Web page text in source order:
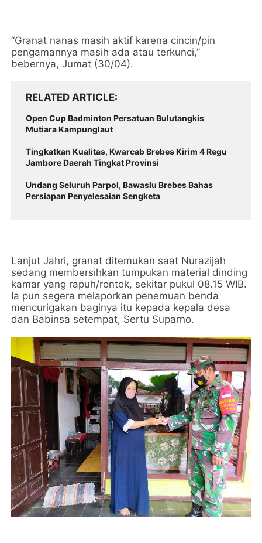
“Granat nanas masih aktif karena cincin/pin
pengamannya masih ada atau terkunci,”
bebernya, Jumat (30/04).
RELATED ARTICLE
Open Cup Badminton Persatuan Bulutangkis
Mutiara Kampunglaut
Tingkatkan Kualitas, Kwarcab Brebes Kirim 4 Regu
Jambore Daerah Tingkat Provinsi
Undang Seluruh Parpol, Bawaslu Brebes Bahas
Persiapan Penyelesaian Sengketa
Lanjut Jahri, granat ditemukan saat Nurazijah
sedang membersihkan tumpukan material dinding
kamar yang rapuh/rontok, sekitar pukul 08.15 WIB.
Ia pun segera melaporkan penemuan benda
mencurigakan baginya itu kepada kepala desa
dan Babinsa setempat, Sertu Suparno.